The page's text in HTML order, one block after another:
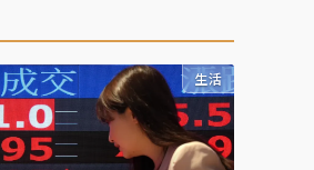
生活